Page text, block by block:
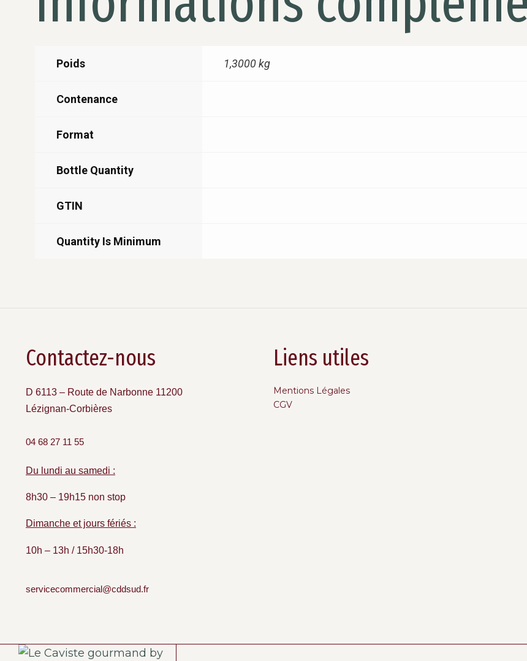
Poids 1,3000 kg
Contenance
Format
Bottle Quantity
GTIN
Quantity Is Minimum
Contactez-nous
D 6113 – Route de Narbonne 11200
Lézignan-Corbières
04 68 27 11 55
Du lundi au samedi :
8h30 – 19h15 non stop
Dimanche et jours fériés :
10h – 13h / 15h30-18h
servicecommercial@cddsud.fr
Liens utiles
Mentions Légales
CGV